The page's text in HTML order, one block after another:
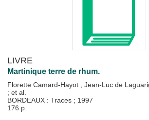
LIVRE
Martinique terre de rhum.
Florette Camard-Hayot ; Jean-Luc de
; et al.
BORDEAUX : Traces ; 1997
176 p.